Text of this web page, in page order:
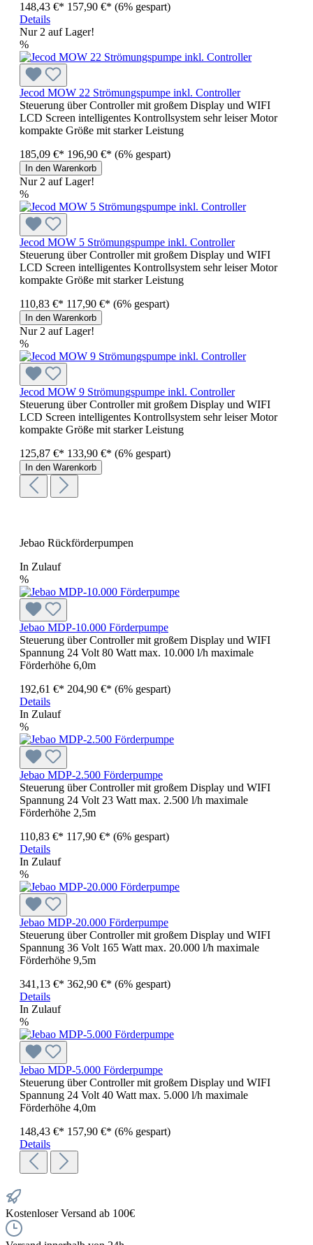
148,43 €* 157,90 €* (6% gespart)
Details
Nur 2 auf Lager!
%
Jecod MOW 22 Strömungspumpe inkl. Controller
Steuerung über Controller mit großem Display und WIFI
LCD Screen intelligentes Kontrollsystem sehr leiser Motor
kompakte Größe mit starker Leistung
185,09 €* 196,90 €* (6% gespart)
In den Warenkorb
Nur 2 auf Lager!
%
Jecod MOW 5 Strömungspumpe inkl. Controller
Steuerung über Controller mit großem Display und WIFI
LCD Screen intelligentes Kontrollsystem sehr leiser Motor
kompakte Größe mit starker Leistung
110,83 €* 117,90 €* (6% gespart)
In den Warenkorb
Nur 2 auf Lager!
%
Jecod MOW 9 Strömungspumpe inkl. Controller
Steuerung über Controller mit großem Display und WIFI
LCD Screen intelligentes Kontrollsystem sehr leiser Motor
kompakte Größe mit starker Leistung
125,87 €* 133,90 €* (6% gespart)
In den Warenkorb
Jebao Rückförderpumpen
In Zulauf
%
Jebao MDP-10.000 Förderpumpe
Steuerung über Controller mit großem Display und WIFI
Spannung 24 Volt 80 Watt max. 10.000 l/h maximale
Förderhöhe 6,0m
192,61 €* 204,90 €* (6% gespart)
Details
In Zulauf
%
Jebao MDP-2.500 Förderpumpe
Steuerung über Controller mit großem Display und WIFI
Spannung 24 Volt 23 Watt max. 2.500 l/h maximale
Förderhöhe 2,5m
110,83 €* 117,90 €* (6% gespart)
Details
In Zulauf
%
Jebao MDP-20.000 Förderpumpe
Steuerung über Controller mit großem Display und WIFI
Spannung 36 Volt 165 Watt max. 20.000 l/h maximale
Förderhöhe 9,5m
341,13 €* 362,90 €* (6% gespart)
Details
In Zulauf
%
Jebao MDP-5.000 Förderpumpe
Steuerung über Controller mit großem Display und WIFI
Spannung 24 Volt 40 Watt max. 5.000 l/h maximale
Förderhöhe 4,0m
148,43 €* 157,90 €* (6% gespart)
Details
Kostenloser Versand ab 100€